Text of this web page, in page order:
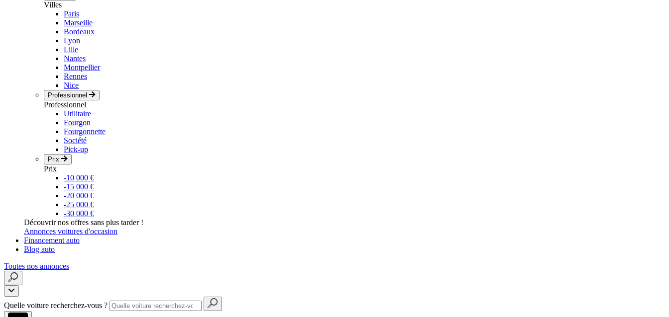
Villes
Paris
Marseille
Bordeaux
Lyon
Lille
Nantes
Montpellier
Rennes
Nice
Professionnel
Professionnel
Utilitaire
Fourgon
Fourgonnette
Société
Pick-up
Prix
Prix
-10 000 €
-15 000 €
-20 000 €
-25 000 €
-30 000 €
Découvrir nos offres sans plus tarder !
Annonces voitures d'occasion
Financement auto
Blog auto
Toutes nos annonces
Quelle voiture recherchez-vous ?